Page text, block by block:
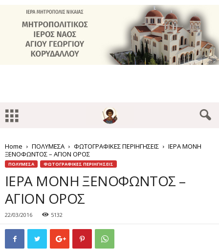
Home ΠΟΛΥΜΕΣΑ ΦΩΤΟΓΡΑΦΙΚΕΣ ΠΕΡΙΗΓΗΣΕΙΣ
ΙΕΡΑ ΜΟΝΗ
ΞΕΝΟΦΩΝΤΟΣ – ΑΓΙΟΝ ΟΡΟΣ
ΠΟΛΥΜΕΣΑ ΦΩΤΟΓΡΑΦΙΚΕΣ ΠΕΡΙΗΓΗΣΕΙΣ
ΙΕΡΑ ΜΟΝΗ ΞΕΝΟΦΩΝΤΟΣ –
ΑΓΙΟΝ ΟΡΟΣ
22/03/2016 5132